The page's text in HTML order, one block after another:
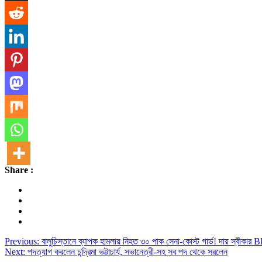
Share :
Post
Previous: বালুচিস্তানে ব্যাপক হামলায় নিহত ৩০ পাক সেনা-কোস্ট গার্ড! দায় স্বীকার
Next: পদত্যাগ করলেন চন্দ্রিমা ভট্টাচার্য, সভানেত্রী-সহ সব পদ থেকে সরলেন